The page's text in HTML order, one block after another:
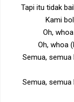
Tapi itu tidak
Kami
Oh,
Oh, whoa
Semua, semua
Semua, semua